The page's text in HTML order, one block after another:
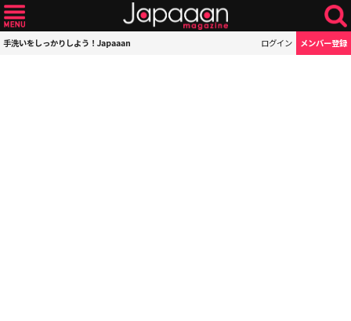
手洗いをしっかりしよう！Japaaan ログイン メンバー登録